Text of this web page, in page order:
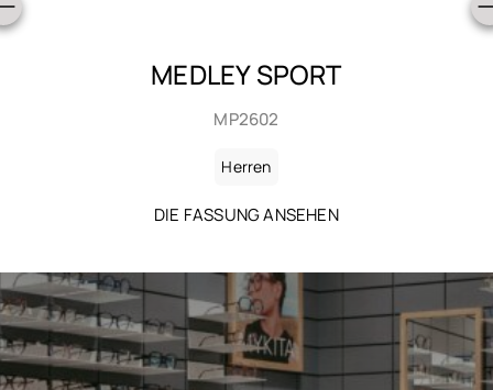
MEDLEY SPORT
MP2602
Herren
DIE FASSUNG ANSEHEN